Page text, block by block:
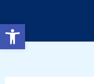
Abrir barra de herramientas
contenido